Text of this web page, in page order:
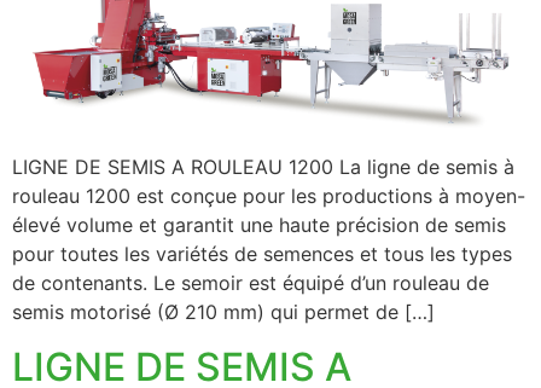
LIGNE DE SEMIS A ROULEAU 1200 La ligne de semis à
rouleau 1200 est conçue pour les productions à moyen-
élevé volume et garantit une haute précision de semis
pour toutes les variétés de semences et tous les types
de contenants. Le semoir est équipé d’un rouleau de
semis motorisé (Ø 210 mm) qui permet de […]
LIGNE DE SEMIS A